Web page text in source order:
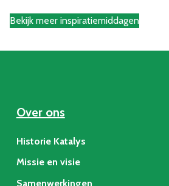
Bekijk meer inspiratiemiddagen
Over ons
Historie Katalys
Missie en visie
Samenwerkingen